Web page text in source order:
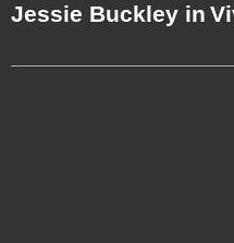
Jessie Buckley in